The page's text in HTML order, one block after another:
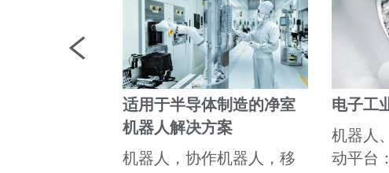
适用于半导体制造的净室
机器人解决方案
机器人，协作机器人，移
电子工
机器人
动平台